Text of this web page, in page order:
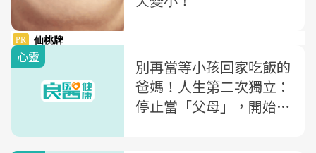
心靈
別再當等小孩回家吃飯的
爸媽！人生第二次獨立：
停止當「父母」，開始當